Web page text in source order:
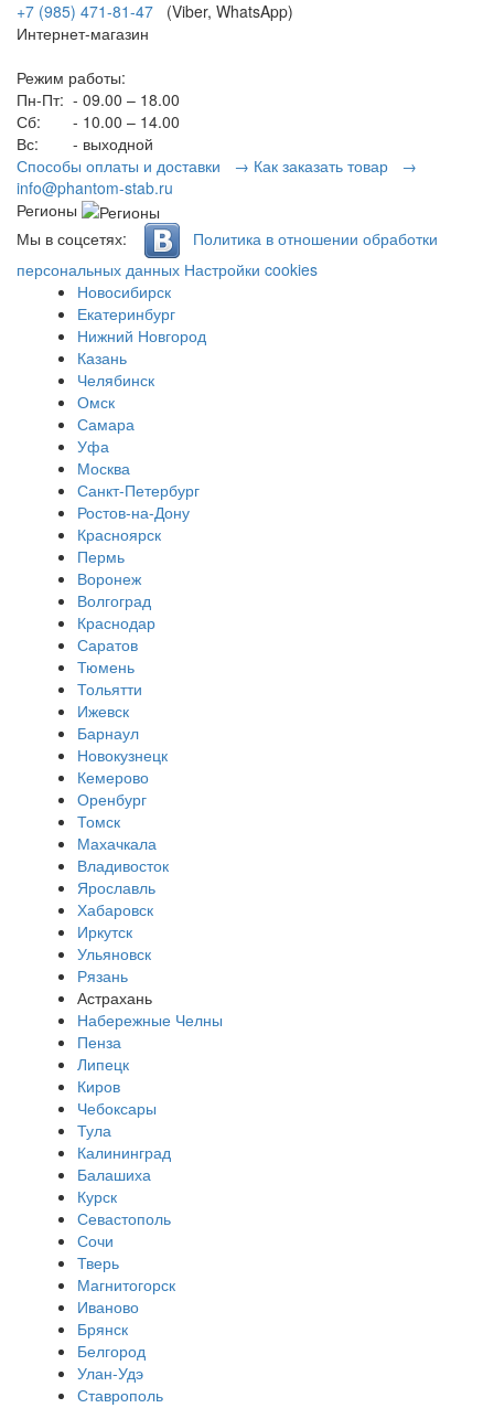
+7 (985) 471-81-47 (Viber, WhatsApp)
Интернет-магазин
Режим работы:
Пн-Пт: - 09.00 – 18.00
Сб:
- 10.00 – 14.00
Вс:
- выходной
Способы оплаты и доставки → Как заказать товар →
info@phantom-stab.ru
Регионы
Мы в соцсетях:
Политика в отношении обработки
персональных данных Настройки cookies
Новосибирск
Екатеринбург
Нижний Новгород
Казань
Челябинск
Омск
Самара
Уфа
Москва
Санкт-Петербург
Ростов-на-Дону
Красноярск
Пермь
Воронеж
Волгоград
Краснодар
Саратов
Тюмень
Тольятти
Ижевск
Барнаул
Новокузнецк
Кемерово
Оренбург
Томск
Махачкала
Владивосток
Ярославль
Хабаровск
Иркутск
Ульяновск
Рязань
Астрахань
Набережные Челны
Пенза
Липецк
Киров
Чебоксары
Тула
Калининград
Балашиха
Курск
Севастополь
Сочи
Тверь
Магнитогорск
Иваново
Брянск
Белгород
Улан-Удэ
Ставрополь